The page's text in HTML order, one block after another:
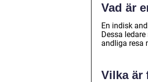
Vad är
En indisk
Dessa
andliga resa
Vilka är